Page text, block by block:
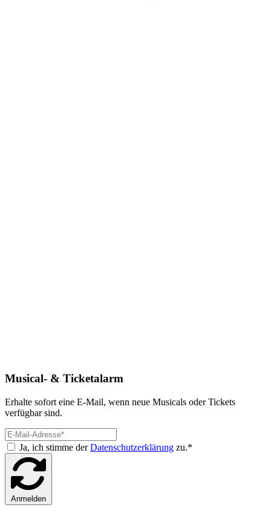
Musical- & Ticketalarm
Erhalte sofort eine E-Mail, wenn neue Musicals oder Tickets
verfügbar sind.
Ja, ich stimme derDatenschutzerklärung zu.*
Anmelden